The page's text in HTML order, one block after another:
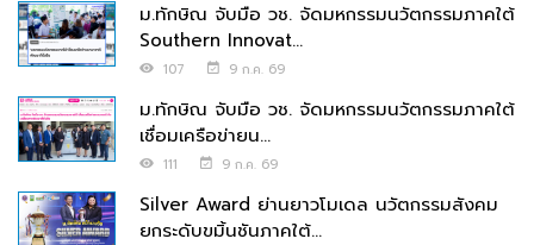
ม.ทักษิณ จับมือ วช. จัดมหกรรมนวัตกรรมภาคใต้
Southern Innovat...
107 9 ก.ค. 69
ม.ทักษิณ จับมือ วช. จัดมหกรรมนวัตกรรมภาคใต้
เชื่อมเครือข่ายน...
111 9 ก.ค. 69
Silver Award ย่านยาวโมเดล นวัตกรรมสังคม
ยกระดับขมิ้นชันภาคใต้...